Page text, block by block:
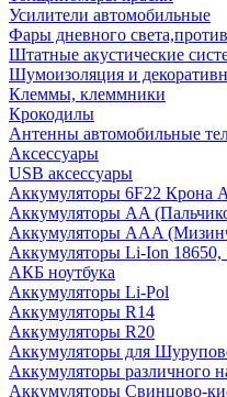
Усилители автомобильные
Фары дневного
Штатные акустические
Шумоизоляция и
Клеммы, клеммники
Крокодилы
Антенны автомобильные
Аксессуары
USB аксессуары
Аккумуляторы 6F22 Крона
Аккумуляторы AA
Аккумуляторы AAA
Аккумуляторы Li-Ion 18650,
АКБ ноутбука
Аккумуляторы Li-Pol
Аккумуляторы R14
Аккумуляторы R20
Аккумуляторы для
Аккумуляторы различного
Аккумуляторы Свинцово-